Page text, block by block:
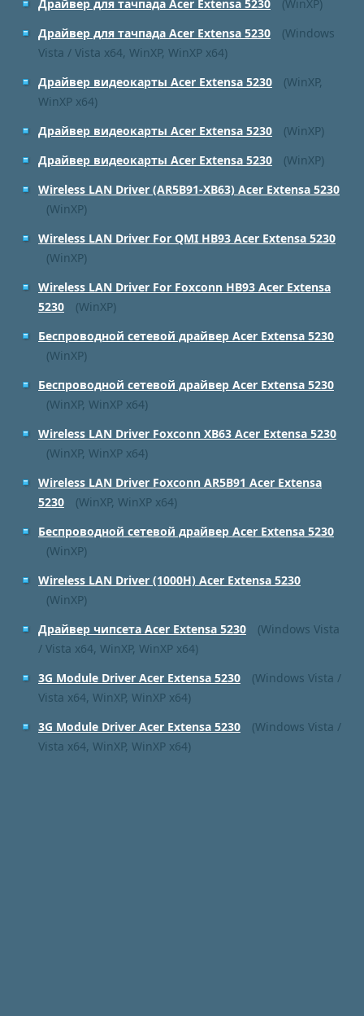
Драйвер для тачпада Acer Extensa 5230
(WinXP)
Драйвер для тачпада Acer Extensa 5230
(Windows
Vista / Vista x64, WinXP, WinXP x64)
Драйвер видеокарты Acer Extensa 5230
(WinXP,
WinXP x64)
Драйвер видеокарты Acer Extensa 5230
(WinXP)
Драйвер видеокарты Acer Extensa 5230
(WinXP)
Wireless LAN Driver (AR5B91-XB63) Acer Extensa 5230
(WinXP)
Wireless LAN Driver For QMI HB93 Acer Extensa 5230
(WinXP)
Wireless LAN Driver For Foxconn HB93 Acer Extensa
5230
(WinXP)
Беспроводной сетевой драйвер Acer Extensa 5230
(WinXP)
Беспроводной сетевой драйвер Acer Extensa 5230
(WinXP, WinXP x64)
Wireless LAN Driver Foxconn XB63 Acer Extensa 5230
(WinXP, WinXP x64)
Wireless LAN Driver Foxconn AR5B91 Acer Extensa
5230
(WinXP, WinXP x64)
Беспроводной сетевой драйвер Acer Extensa 5230
(WinXP)
Wireless LAN Driver (1000H) Acer Extensa 5230
(WinXP)
Драйвер чипсета Acer Extensa 5230
(Windows Vista
/ Vista x64, WinXP, WinXP x64)
3G Module Driver Acer Extensa 5230
(Windows Vista /
Vista x64, WinXP, WinXP x64)
3G Module Driver Acer Extensa 5230
(Windows Vista /
Vista x64, WinXP, WinXP x64)